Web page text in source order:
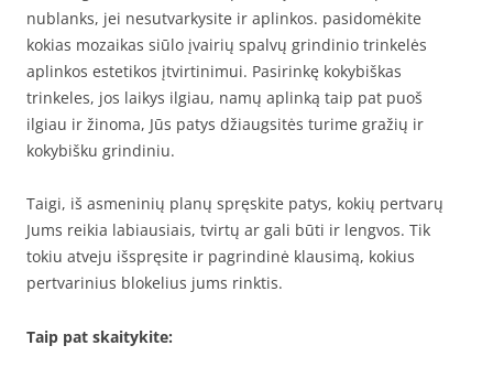
nublanks, jei nesutvarkysite ir aplinkos. pasidomėkite
kokias mozaikas siūlo įvairių spalvų grindinio trinkelės
aplinkos estetikos įtvirtinimui. Pasirinkę kokybiškas
trinkeles, jos laikys ilgiau, namų aplinką taip pat puoš
ilgiau ir žinoma, Jūs patys džiaugsitės turime gražių ir
kokybišku grindiniu.
Taigi, iš asmeninių planų spręskite patys, kokių pertvarų
Jums reikia labiausiais, tvirtų ar gali būti ir lengvos. Tik
tokiu atveju išspręsite ir pagrindinė klausimą, kokius
pertvarinius blokelius jums rinktis.
Taip pat skaitykite: